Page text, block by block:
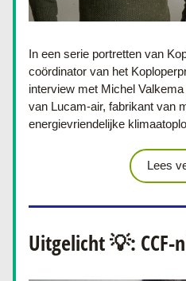
In een serie portretten van
coördinator van het
interview met Michel
van Lucam-air, fabrikant van
energievriendelijke
Lees
Uitgelicht 💡: CCF-